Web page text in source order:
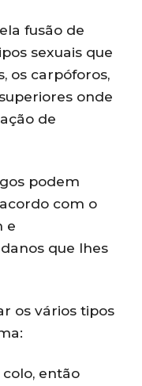
fusão de
sexuais que
os carpóforos,
onde
de
podem
com o
e
que lhes
os vários tipos
então